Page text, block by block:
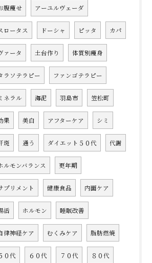
腹痩せ アーユルヴェーダ
ロータス ドーシャ ピッタ カパ
ァータ 土台作り 体質別痩身
ラソテラピー ファンゴテラピー
ネラル 海泥 羽島市 笠松町
果 美白 アフターケア シミ
斑 通う ダイエット５０代 代謝
ルモンバランス 更年期
プリメント 健康食品 内面ケア
活 ホルモン 睡眠改善
律神経ケア むくみケア 脂肪燃焼
０代 ６０代 ７０代 ８０代